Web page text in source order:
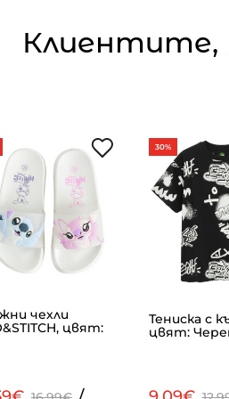
Клиентите,
чехли
цвят:
30%
Тениска с
цвят: